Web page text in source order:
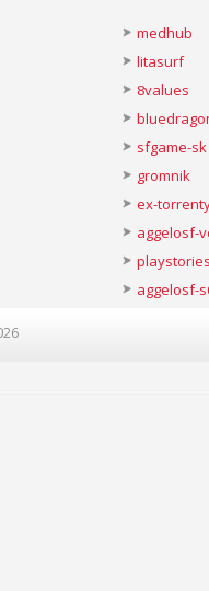
medhub
litasurf
8values
sfgame-sk
gromnik
ex-
aggelosf-
aggelosf-